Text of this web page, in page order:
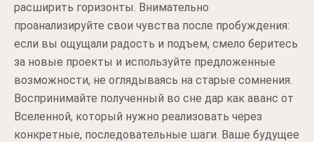
расширить горизонты. Внимательно
проанализируйте свои чувства после пробуждения:
если вы ощущали радость и подъем, смело беритесь
за новые проекты и используйте предложенные
возможности, не оглядываясь на старые сомнения.
Воспринимайте полученный во сне дар как аванс от
Вселенной, который нужно реализовать через
конкретные, последовательные шаги. Ваше будущее